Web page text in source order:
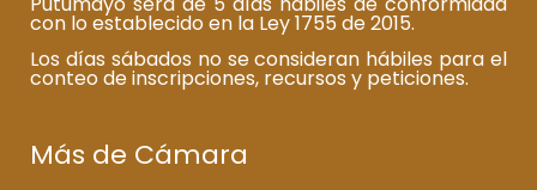
con lo establecido en la Ley 1755 de 2015.
Los días sábados no se consideran hábiles para el
conteo de inscripciones, recursos y peticiones.
Más de Cámara